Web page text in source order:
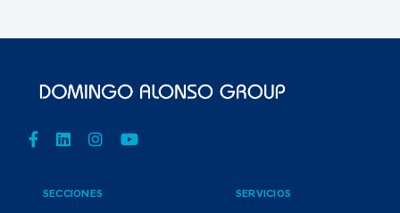
SECCIONES SERVICIOS